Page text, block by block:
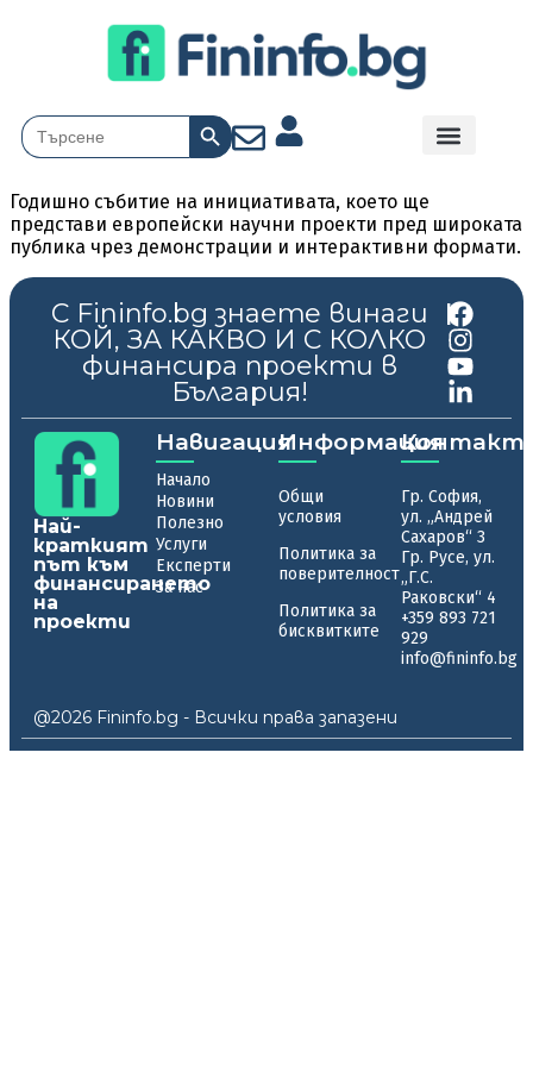
Search
for:
Search Button
Годишно събитие на инициативата, което ще
представи европейски научни проекти пред широката
публика чрез демонстрации и интерактивни формати.
С Fininfo.bg знаете винаги
КОЙ, ЗА КАКВО И С КОЛКО
финансира проекти в
България!
|
Най-
краткият
път към
финансирането
на
проекти
Навигация
Начало
Новини
Полезно
Услуги
Експерти
За нас
Информация
Общи
условия
Политика за
поверителност
Политика за
бисквитките
Гр. София,
ул. „Андрей
Сахаров“ 3
Гр. Русе, ул.
„Г.С.
Раковски“ 4
+359 893 721
929
info@fininfo.bg
@2026 Fininfo.bg - Всички права запазени